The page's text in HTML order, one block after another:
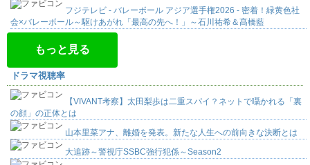
フジテレビ - バレーボール アジア選手権2026 - 密着！緑黄色社
会×バレーボール～駆けあがれ「最高の先へ！」～石川祐希＆髙橋藍
もっと見る
ドラマ視聴率
【VIVANT考察】太田梨歩は二重スパイ？ネットで囁かれる「裏
の顔」の正体とは
山本里菜アナ、離婚を発表。新たな人生への前向きな決断とは
大追跡～警視庁SSBC強行犯係～Season2